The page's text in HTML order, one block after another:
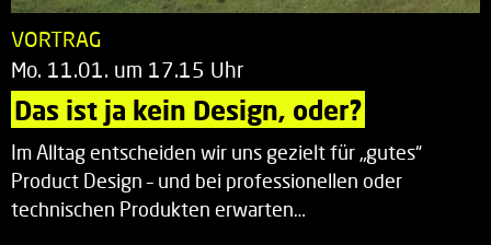
VORTRAG
Mo. 11.01. um 17.15 Uhr
Das ist ja kein Design, oder?
Im Alltag entscheiden wir uns gezielt für „gutes“
Product Design – und bei professionellen oder
technischen Produkten erwarten…